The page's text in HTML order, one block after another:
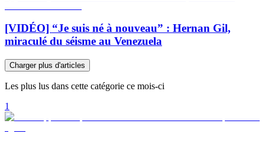
[VIDÉO] “Je suis né à nouveau” : Hernan Gil,
miraculé du séisme au Venezuela
Charger plus d'articles
Les plus lus dans cette catégorie ce mois-ci
1